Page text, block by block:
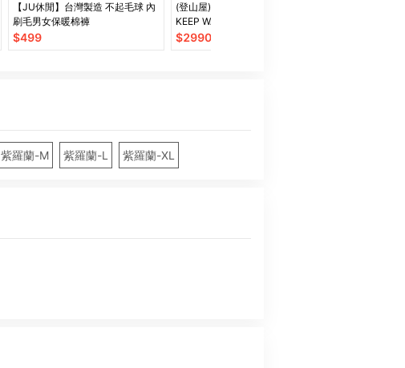
【JU休閒】台灣製造 不起毛球 內
刷毛男女保暖棉褲
$499
(登山屋) ATUNAS 歐都納女款
KEEP WARM輕量防風保暖羽絨外
套A1GA2235W黑
$2990
紫羅蘭-M 紫羅蘭-L 紫羅蘭-XL